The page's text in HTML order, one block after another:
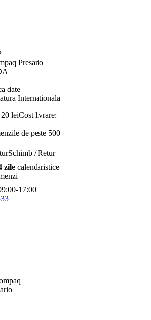
Presario
date
Internationala
Cost livrare:
de peste 500
Schimb / Retur
zile calendaristice
17:00